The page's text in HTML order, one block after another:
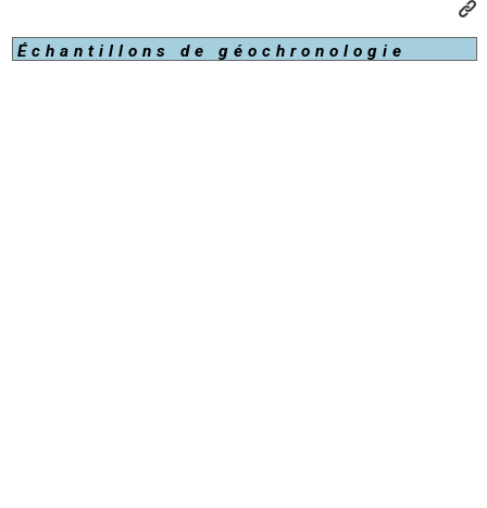
Échantillons de géochronologie